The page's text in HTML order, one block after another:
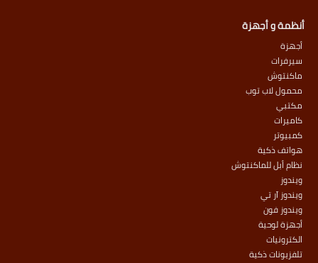
أنظمة و أجهزة
أجهزة
سيرفرات
ماكنتوش
محمول لاب توب
مكتبي
كاميرات
كمبيوتر
هواتف ذكية
نظام أبل للماكنتوش
ويندوز
ويندوز آر تي
ويندوز فون
أجهزة لوحية
الكترونيات
تلفزيونات ذكية